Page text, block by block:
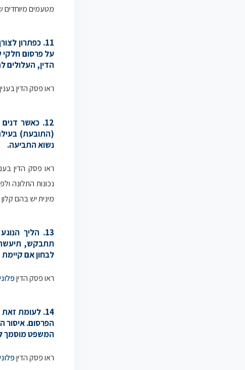
מטעמים מיוחדים
11. כפתרון
על פרסום
הדין, העלולים
ראו פסק הדין בענין
12. כאשר
(התובעת)
נשוא התביעה.
ראו פסק הדין
נכונות התלונה
מינית יש בהם קלון
13. הליך
תתבקש, תיעשה
לבחון אם
ראו פסק הדיןפלוני
14. לעומת
הפרסום. איסור
המשפט מוסמך
ראו פסק הדיןפלוני